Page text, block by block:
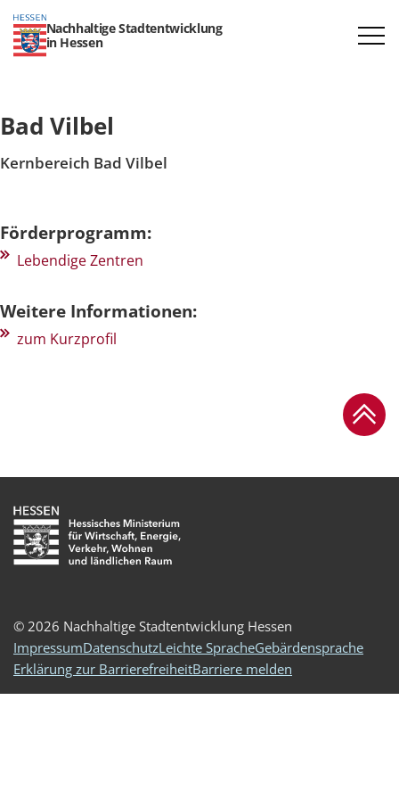
Nachhaltige Stadtentwicklung
in Hessen
Bad Vilbel
Kernbereich Bad Vilbel
Förderprogramm:
Lebendige Zentren
Weitere Informationen:
zum Kurzprofil
Zum
© 2026 Nachhaltige Stadtentwicklung Hessen
ImpressumDatenschutzLeichte SpracheGebärdensprache
Erklärung zur BarrierefreiheitBarriere melden